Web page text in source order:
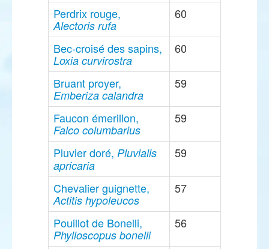
Perdrix rouge,
Alectoris rufa
60
Bec-croisé des sapins,
Loxia curvirostra
60
Bruant proyer,
Emberiza calandra
59
Faucon émerillon,
Falco columbarius
59
Pluvier doré, Pluvialis
apricaria
59
Chevalier guignette,
Actitis hypoleucos
57
Pouillot de Bonelli,
Phylloscopus bonelli
56